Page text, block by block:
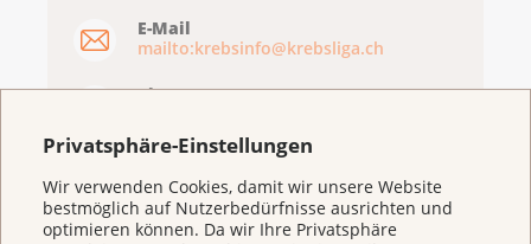
Privatsphäre-Einstellungen
Wir verwenden Cookies, damit wir unsere Website
bestmöglich auf Nutzerbedürfnisse ausrichten und
optimieren können. Da wir Ihre Privatsphäre
E-Mail
mailto:krebsinfo@krebsliga.ch
Chat
Montag – Freitag: 10 – 18 Uhr